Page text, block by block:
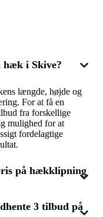
hæk i Skive?
længde, højde og
For at få en
fra forskellige
mulighed for at
fordelagtige
på hækklipning
du indhente 3
3 tilbud på